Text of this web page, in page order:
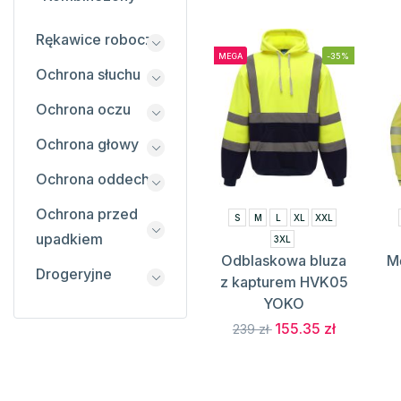
MEGA -35%
S M L XL
XXL
3XL
Odblaskowa bluza
z kapturem HVK05
YOKO
239 zł 155.35 zł
Rękawice robocze
Ochrona słuchu
Ochrona oczu
Ochrona głowy
Ochrona oddechu
Ochrona przed
upadkiem
Drogeryjne